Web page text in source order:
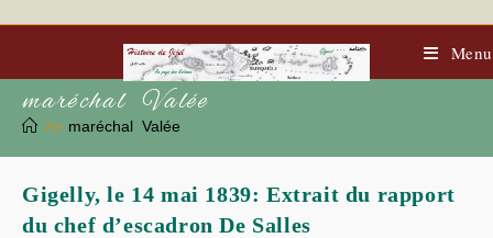
to
Menu
maréchal Valée
>> maréchal Valée
Gigelly, le 14 mai 1839: Extrait du rapport
du chef d’escadron De Salles